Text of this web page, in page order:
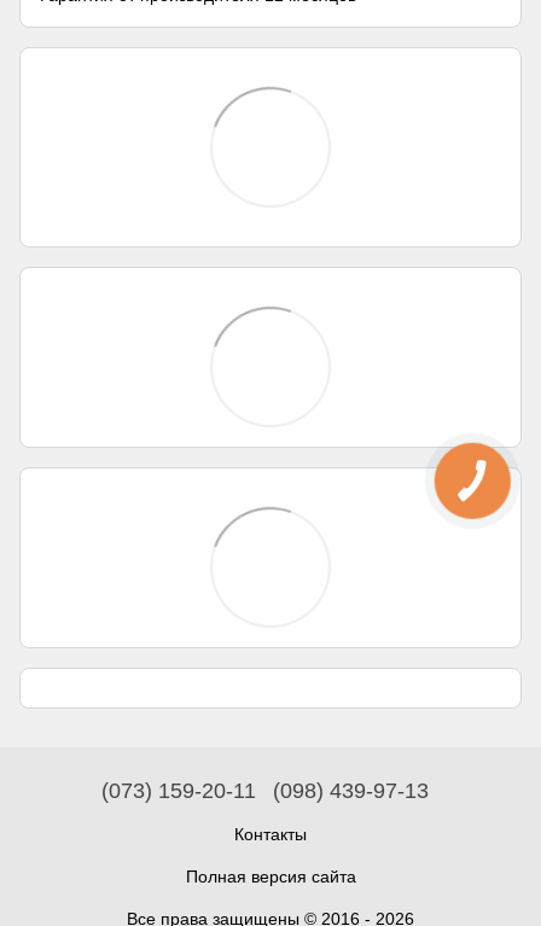
(073) 159-20-11 (098) 439-97-13
Контакты
Полная версия сайта
Все права защищены © 2016 - 2026